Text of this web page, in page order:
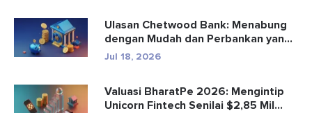
Ulasan Chetwood Bank: Menabung
dengan Mudah dan Perbankan yang
Aman
Jul 18, 2026
Valuasi BharatPe 2026: Mengintip
Unicorn Fintech Senilai $2,85 Mil...